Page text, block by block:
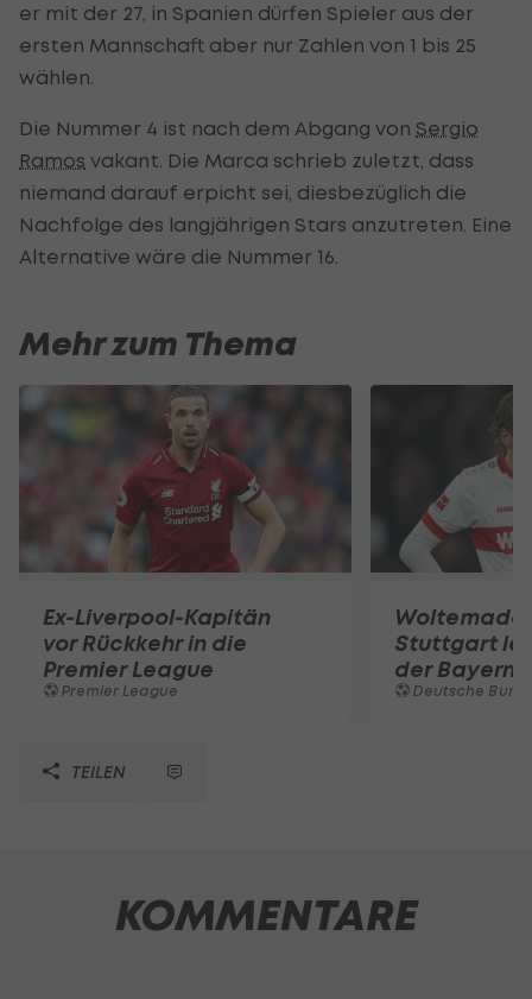
er mit der 27, in Spanien dürfen Spieler aus der
ersten Mannschaft aber nur Zahlen von 1 bis 25
wählen.
Die Nummer 4 ist nach dem Abgang von Sergio
Ramos vakant. Die Marca schrieb zuletzt, dass
niemand darauf erpicht sei, diesbezüglich die
Nachfolge des langjährigen Stars anzutreten. Eine
Alternative wäre die Nummer 16.
Mehr zum Thema
Ex-Liverpool-Kapitän
vor Rückkehr in die
Premier League
Premier League
Stuttgart
der Bayern
Deutsche
TEILEN
KOMMENTARE